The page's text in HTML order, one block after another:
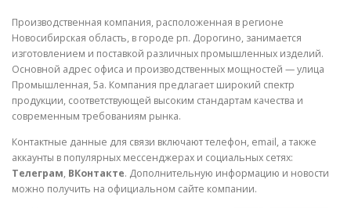
Производственная компания, расположенная в регионе
Новосибирская область, в городе рп. Дорогино, занимается
изготовлением и поставкой различных промышленных изделий.
Основной адрес офиса и производственных мощностей — улица
Промышленная, 5а. Компания предлагает широкий спектр
продукции, соответствующей высоким стандартам качества и
современным требованиям рынка.
Контактные данные для связи включают телефон, email, а также
аккаунты в популярных мессенджерах и социальных сетях:
Телеграм, ВКонтакте. Дополнительную информацию и новости
можно получить на официальном сайте компании.